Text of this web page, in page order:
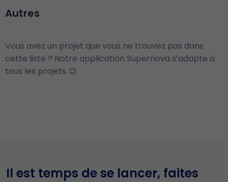
Autres
Vous avez un projet que vous ne trouvez pas dans
cette liste ? Notre application Supernova s’adapte à
tous les projets 😉
Il est temps de se lancer, faites